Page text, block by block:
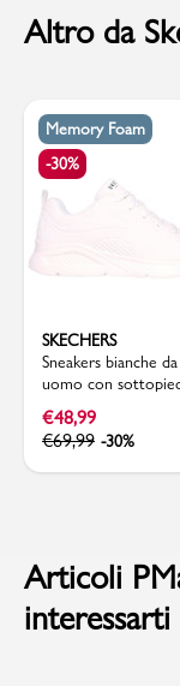
Altro da
Memory Foam
-30%
SKECHERS
Sneakers bianche da
uomo con
Memory Foam
Uno Lite
€48,99
€69,99 -30%
Articoli
interessarti